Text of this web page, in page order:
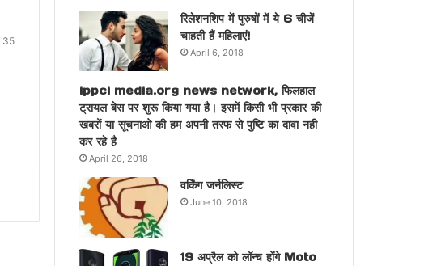
35
रिलेशनशिप में पुरुषों में ये 6 चीजें
चाहती हैं महिलाएं!
April 6, 2018
ippci media.org news network, फिलहाल
ट्रायल बेस पर शुरू किया गया है। इसमें किसी भी प्रकार की
खबरों या सूचनाओ की हम अपनी तरफ से पुष्टि का दावा नही
कर रहे है
April 26, 2018
वर्किंग जर्नलिस्ट
June 10, 2018
19 अप्रैल को लॉन्च होंगे Moto